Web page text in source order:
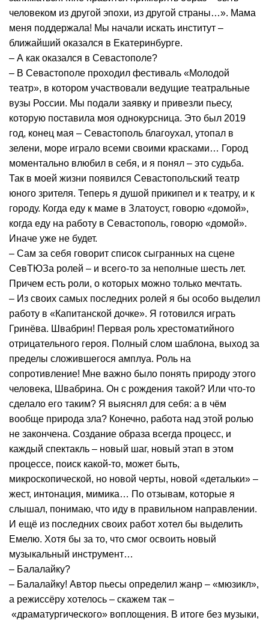
человеком из другой эпохи, из другой страны…». Мама
меня поддержала! Мы начали искать институт –
ближайший оказался в Екатеринбурге.
– А как оказался в Севастополе?
– В Севастополе проходил фестиваль «Молодой
театр», в котором участвовали ведущие театральные
вузы России. Мы подали заявку и привезли пьесу,
которую поставила моя однокурсница. Это был 2019
год, конец мая – Севастополь благоухал, утопал в
зелени, море играло всеми своими красками… Город
моментально влюбил в себя, и я понял – это судьба.
Так в моей жизни появился Севастопольский театр
юного зрителя. Теперь я душой прикипел и к театру, и к
городу. Когда еду к маме в Златоуст, говорю «домой»,
когда еду на работу в Севастополь, говорю «домой».
Иначе уже не будет.
– Сам за себя говорит список сыгранных на сцене
СевТЮЗа ролей – и всего-то за неполные шесть лет.
Причем есть роли, о которых можно только мечтать.
– Из своих самых последних ролей я бы особо выделил
работу в «Капитанской дочке». Я готовился играть
Гринёва. Швабрин! Первая роль хрестоматийного
отрицательного героя. Полный слом шаблона, выход за
пределы сложившегося амплуа. Роль на
сопротивление! Мне важно было понять природу этого
человека, Швабрина. Он с рождения такой? Или что-то
сделало его таким? Я выяснял для себя: а в чём
вообще природа зла? Конечно, работа над этой ролью
не закончена. Создание образа всегда процесс, и
каждый спектакль – новый шаг, новый этап в этом
процессе, поиск какой-то, может быть,
микроскопической, но новой черты, новой «детальки» –
жест, интонация, мимика… По отзывам, которые я
слышал, понимаю, что иду в правильном направлении.
И ещё из последних своих работ хотел бы выделить
Емелю. Хотя бы за то, что смог освоить новый
музыкальный инструмент…
– Балалайку?
– Балалайку! Автор пьесы определил жанр – «мюзикл»,
а режиссёру хотелось – скажем так –
«драматургического» воплощения. В итоге без музыки,